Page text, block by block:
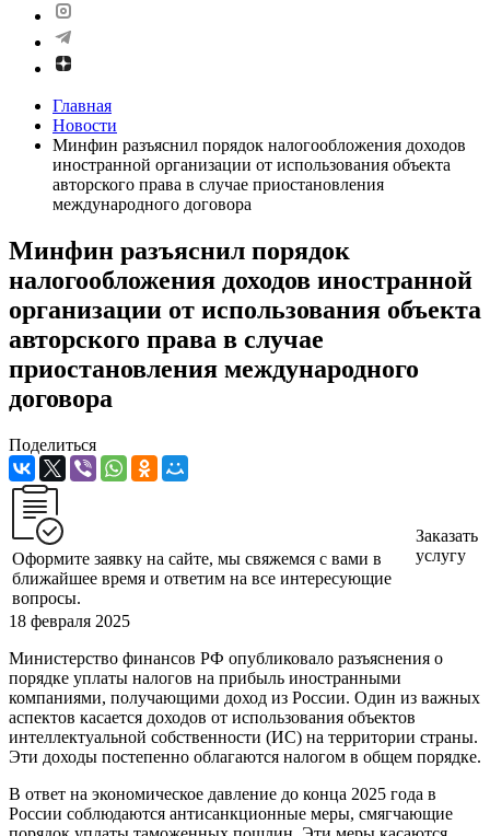
Главная
Новости
Минфин разъяснил порядок налогообложения доходов
иностранной организации от использования объекта
авторского права в случае приостановления
международного договора
Минфин разъяснил порядок
налогообложения доходов иностранной
организации от использования объекта
авторского права в случае
приостановления международного
договора
Поделиться
Оформите заявку на сайте, мы свяжемся с вами в
ближайшее время и ответим на все интересующие
вопросы.
Заказать
услугу
18 февраля 2025
Министерство финансов РФ опубликовало разъяснения о
порядке уплаты налогов на прибыль иностранными
компаниями, получающими доход из России. Один из важных
аспектов касается доходов от использования объектов
интеллектуальной собственности (ИС) на территории страны.
Эти доходы постепенно облагаются налогом в общем порядке.
В ответ на экономическое давление до конца 2025 года в
России соблюдаются антисанкционные меры, смягчающие